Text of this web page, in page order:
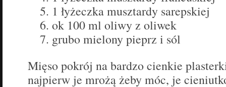
1 łyżeczka musztardy sarepskiej
ok 100 ml oliwy z oliwek
grubo mielony pieprz i sól
Mięso pokrój na bardzo cienkie
najpierw je mrożą żeby móc, je